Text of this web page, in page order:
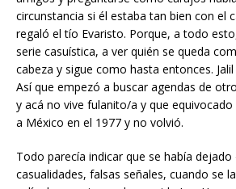
circunstancia si él estaba tan bien con el
regaló el tío Evaristo. Porque, a todo
serie casuística, a ver quién se queda
cabeza y sigue como hasta entonces.
Así que empezó a buscar agendas de
y acá no vive fulanito/a y que
a México en el 1977 y no volvió.
Todo parecía indicar que se había
casualidades, falsas señales, cuando se